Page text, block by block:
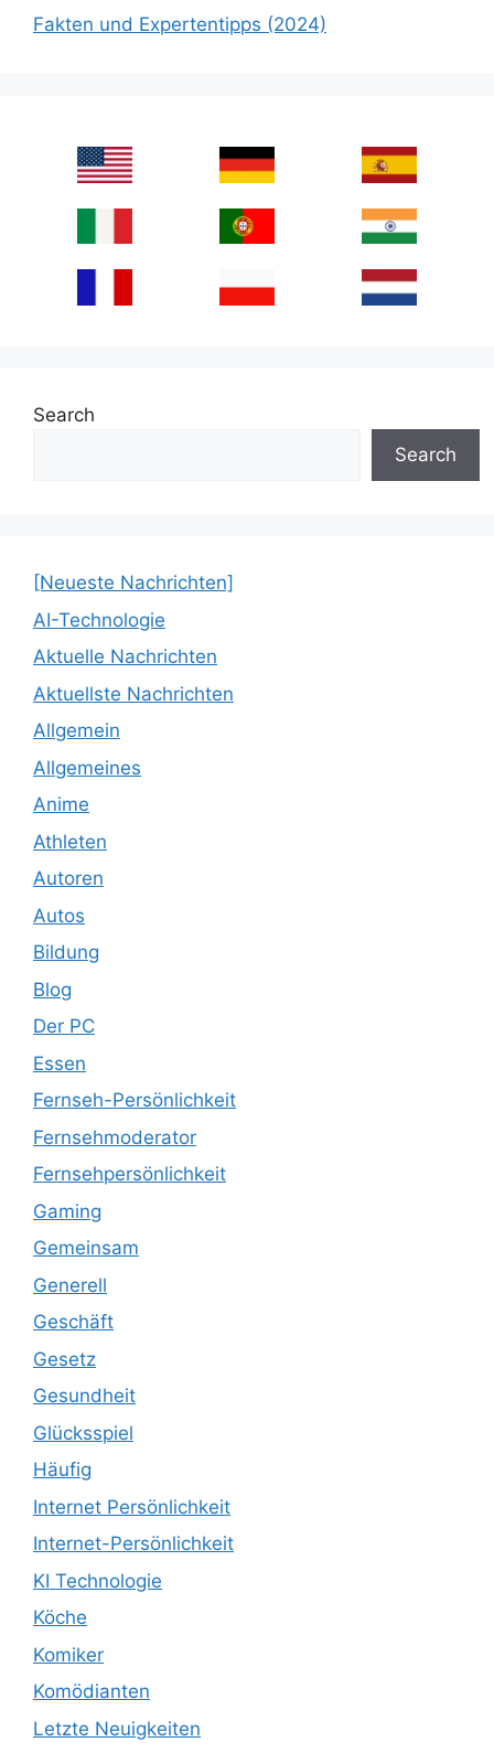
Fakten und Expertentipps (2024)
Search
Search
[Neueste Nachrichten]
AI-Technologie
Aktuelle Nachrichten
Aktuellste Nachrichten
Allgemein
Allgemeines
Anime
Athleten
Autoren
Autos
Bildung
Blog
Der PC
Essen
Fernseh-Persönlichkeit
Fernsehmoderator
Fernsehpersönlichkeit
Gaming
Gemeinsam
Generell
Geschäft
Gesetz
Gesundheit
Glücksspiel
Häufig
Internet Persönlichkeit
Internet-Persönlichkeit
KI Technologie
Köche
Komiker
Komödianten
Letzte Neuigkeiten